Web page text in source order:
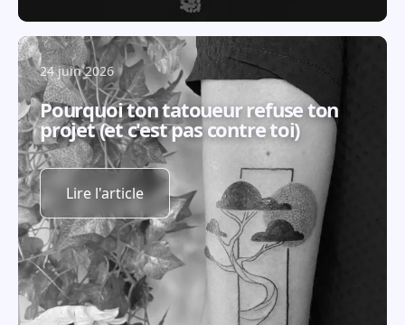
24 juin 2026
Pourquoi ton tatoueur refuse ton
projet (et c'est pas contre toi)
Lire l'article